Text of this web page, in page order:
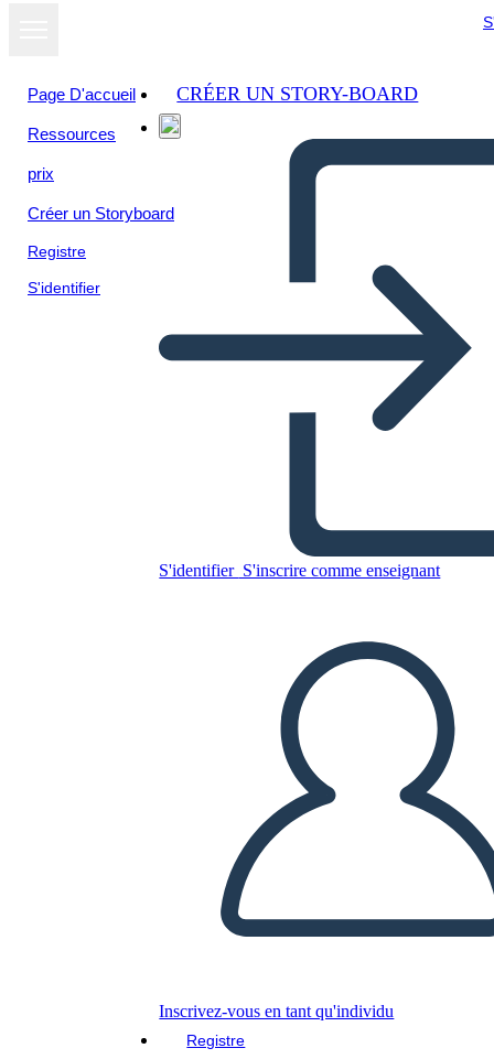
Page D'accueil
Ressources
prix
Créer un Storyboard
Registre
S'identifier
CRÉER UN STORY-BOARD
S'identifier S'inscrire comme enseignant
Inscrivez-vous en tant qu'individu
Registre
Inmigración
CRÉER UN STORYBOARD
LIRE LE DIAPORAMA
LIS-MOI